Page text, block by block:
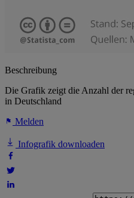
Beschreibung
Die Grafik zeigt die Anzahl der
in Deutschland
Melden
Infografik downloaden